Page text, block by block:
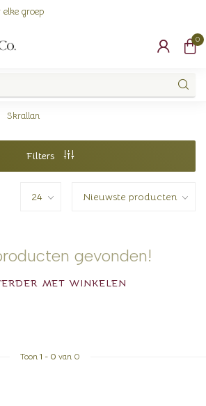
groep
0
Skrallan
Filters
gevonden!
MET WINKELEN
Toon 1 - 0 van 0